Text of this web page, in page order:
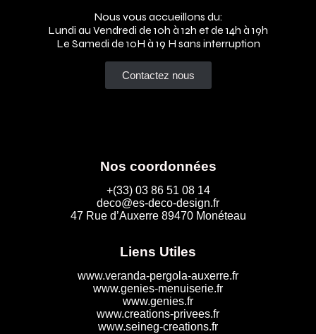
Nous vous accueillons du:
Lundi au Vendredi de 10h à 12h et de 14h à 19h
Le Samedi de 10H à 19 H sans interruption
Contactez nous
Nos coordonnées
+(33) 03 86 51 08 14
deco@es-deco-design.fr
47 Rue d’Auxerre 89470 Monéteau
Liens Utiles
www.veranda-pergola-auxerre.fr
www.genies-menuiserie.fr
www.genies.fr
www.creations-privees.fr
www.seineg-creations.fr